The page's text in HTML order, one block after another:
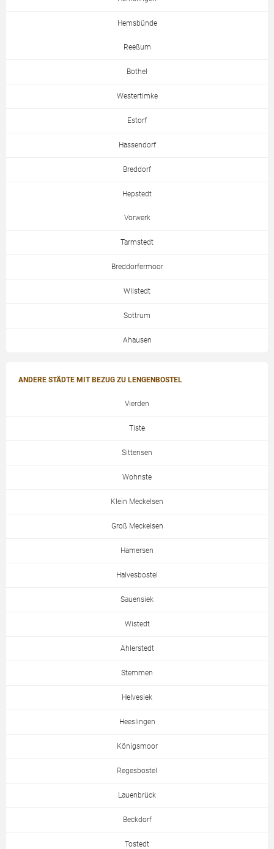
Hemsbünde
Reeßum
Bothel
Westertimke
Estorf
Hassendorf
Breddorf
Hepstedt
Vorwerk
Tarmstedt
Breddorfermoor
Wilstedt
Sottrum
Ahausen
ANDERE STÄDTE MIT BEZUG ZU LENGENBOSTEL
Vierden
Tiste
Sittensen
Wohnste
Klein Meckelsen
Groß Meckelsen
Hamersen
Halvesbostel
Sauensiek
Wistedt
Ahlerstedt
Stemmen
Helvesiek
Heeslingen
Königsmoor
Regesbostel
Lauenbrück
Beckdorf
Tostedt